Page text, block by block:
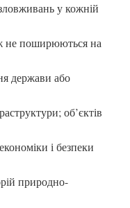
у кожній
не поширюються на
держави або
об’єктів
і безпеки
природно-